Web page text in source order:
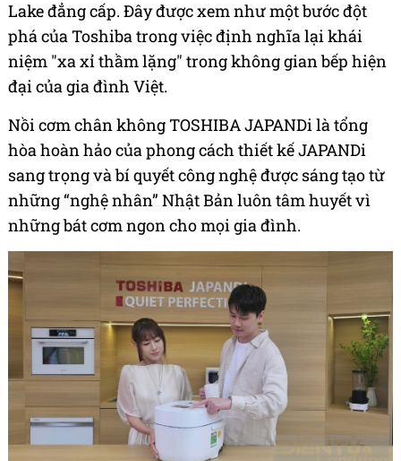
Lake đẳng cấp. Đây được xem như một bước đột
phá của Toshiba trong việc định nghĩa lại khái
niệm "xa xỉ thầm lặng" trong không gian bếp hiện
đại của gia đình Việt.
Nồi cơm chân không TOSHIBA JAPANDi là tổng
hòa hoàn hảo của phong cách thiết kế JAPANDi
sang trọng và bí quyết công nghệ được sáng tạo từ
những “nghệ nhân” Nhật Bản luôn tâm huyết vì
những bát cơm ngon cho mọi gia đình.